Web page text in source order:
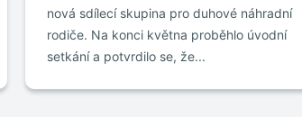
nová sdílecí skupina pro duhové náhradní
rodiče. Na konci května proběhlo úvodní
setkání a potvrdilo se, že...